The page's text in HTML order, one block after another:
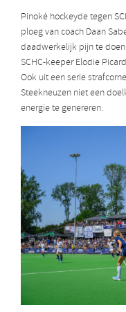
Pinoké hockeyde tegen
ploeg van coach Daan
daadwerkelijk pijn te
SCHC-keeper Elodie
Ook uit een serie
Steekneuzen niet een
energie te genereren.